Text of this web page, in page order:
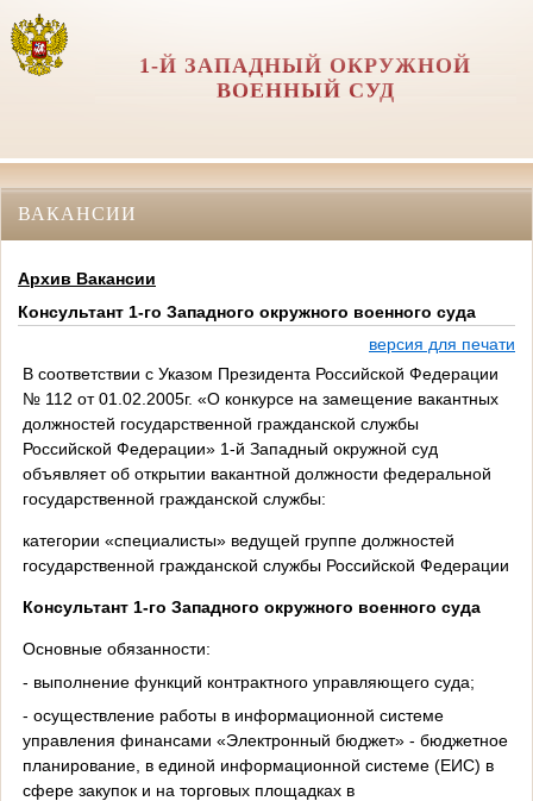
1-Й ЗАПАДНЫЙ ОКРУЖНОЙ
ВОЕННЫЙ СУД
ВАКАНСИИ
Архив Вакансии
Консультант 1-го Западного окружного военного суда
версия для печати
В соответствии с Указом Президента Российской Федерации
№ 112 от 01.02.2005г. «О конкурсе на замещение вакантных
должностей государственной гражданской службы
Российской Федерации» 1-й Западный окружной суд
объявляет об открытии вакантной должности федеральной
государственной гражданской службы:
категории «специалисты» ведущей группе должностей
государственной гражданской службы Российской Федерации
Консультант 1-го Западного окружного военного суда
Основные обязанности:
- выполнение функций контрактного управляющего суда;
- осуществление работы в информационной системе
управления финансами «Электронный бюджет» - бюджетное
планирование, в единой информационной системе (ЕИС) в
сфере закупок и на торговых площадках в